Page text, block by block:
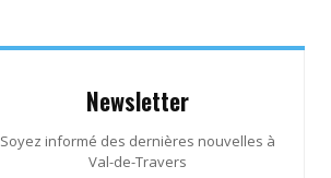
Newsletter
Soyez informé des dernières nouvelles à
Val-de-Travers